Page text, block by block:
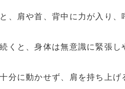
、肩や首、背中に力が入り
くと、身体は無意識に緊張し
分に動かせず、肩を持ち上